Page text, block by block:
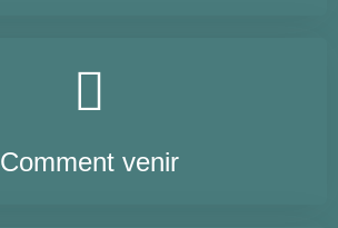
Comment venir